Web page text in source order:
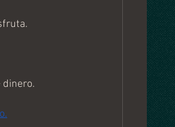
dinero.